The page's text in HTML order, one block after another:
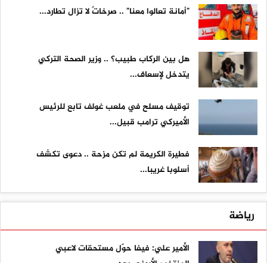
"أمانة تعالوا معنا" .. صرخاتٌ لا تزال تطارد...
هل بين الركاب طبيب؟ .. وزير الصحة التركي
يتدخل لإسعاف...
توقيف مسلح في ملعب غولف تابع للرئيس
الأميركي ترامب قبيل...
فطيرة الكريمة لم تكن مزحة .. دعوى تكشف
أسلوبا غريبا...
رياضة
الأمير علي: فيفا حوّل مستحقات لاعبي